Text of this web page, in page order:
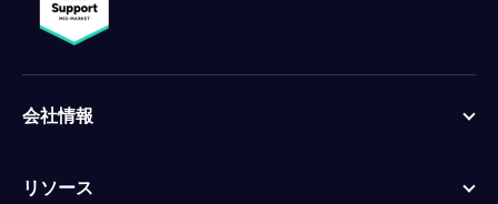
会社情報
リソース